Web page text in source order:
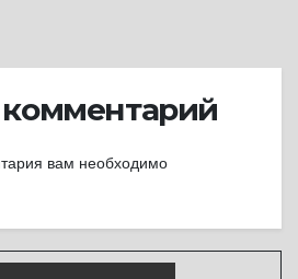
вам необходимо